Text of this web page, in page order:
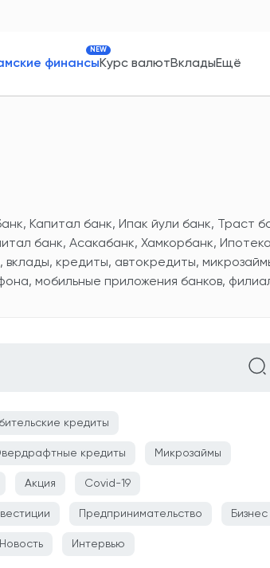
финансы
NEW
Курс валютВкладыЕщё
Капитал банк, Ипак йули банк, Траст
банк, Асакабанк, Хамкорбанк,
кредиты, автокредиты,
мобильные приложения банков,
кредиты
кредиты Микрозаймы
Акция Covid-19
Предпринимательство Бизнес
Новость Интервью